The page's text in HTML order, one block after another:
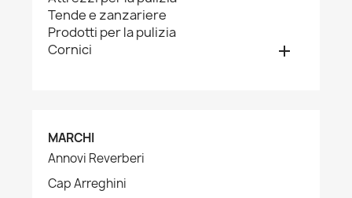
Tende e zanzariere
Prodotti per la pulizia
Cornici

MARCHI
Annovi Reverberi
Cap Arreghini